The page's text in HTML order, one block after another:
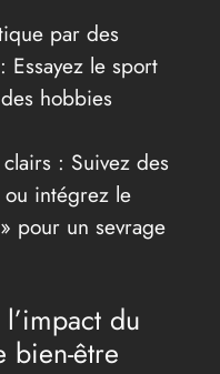
par des
Essayez le sport
hobbies
: Suivez des
intégrez le
pour un sevrage
du
bien-être